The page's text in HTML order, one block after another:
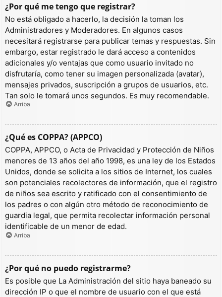
¿Por qué me tengo que registrar?
No está obligado a hacerlo, la decisión la toman los
Administradores y Moderadores. En algunos casos
necesitará registrarse para publicar temas y respuestas. Sin
embargo, estar registrado le dará acceso a contenidos
adicionales y/o ventajas que como usuario invitado no
disfrutaría, como tener su imagen personalizada (avatar),
mensajes privados, suscripción a grupos de usuarios, etc.
Tan solo le tomará unos segundos. Es muy recomendable.
Arriba
¿Qué es COPPA? (APPCO)
COPPA, APPCO, o Acta de Privacidad y Protección de Niños
menores de 13 años del año 1998, es una ley de los Estados
Unidos, donde se solicita a los sitios de Internet, los cuales
son potenciales recolectores de información, que el registro
de niños sea escrito y ratificado con el consentimiento de
los padres o con algún otro método de reconocimiento de
guardia legal, que permita recolectar información personal
identificable de un menor de edad.
Arriba
¿Por qué no puedo registrarme?
Es posible que La Administración del sitio haya baneado su
dirección IP o que el nombre de usuario con el que está